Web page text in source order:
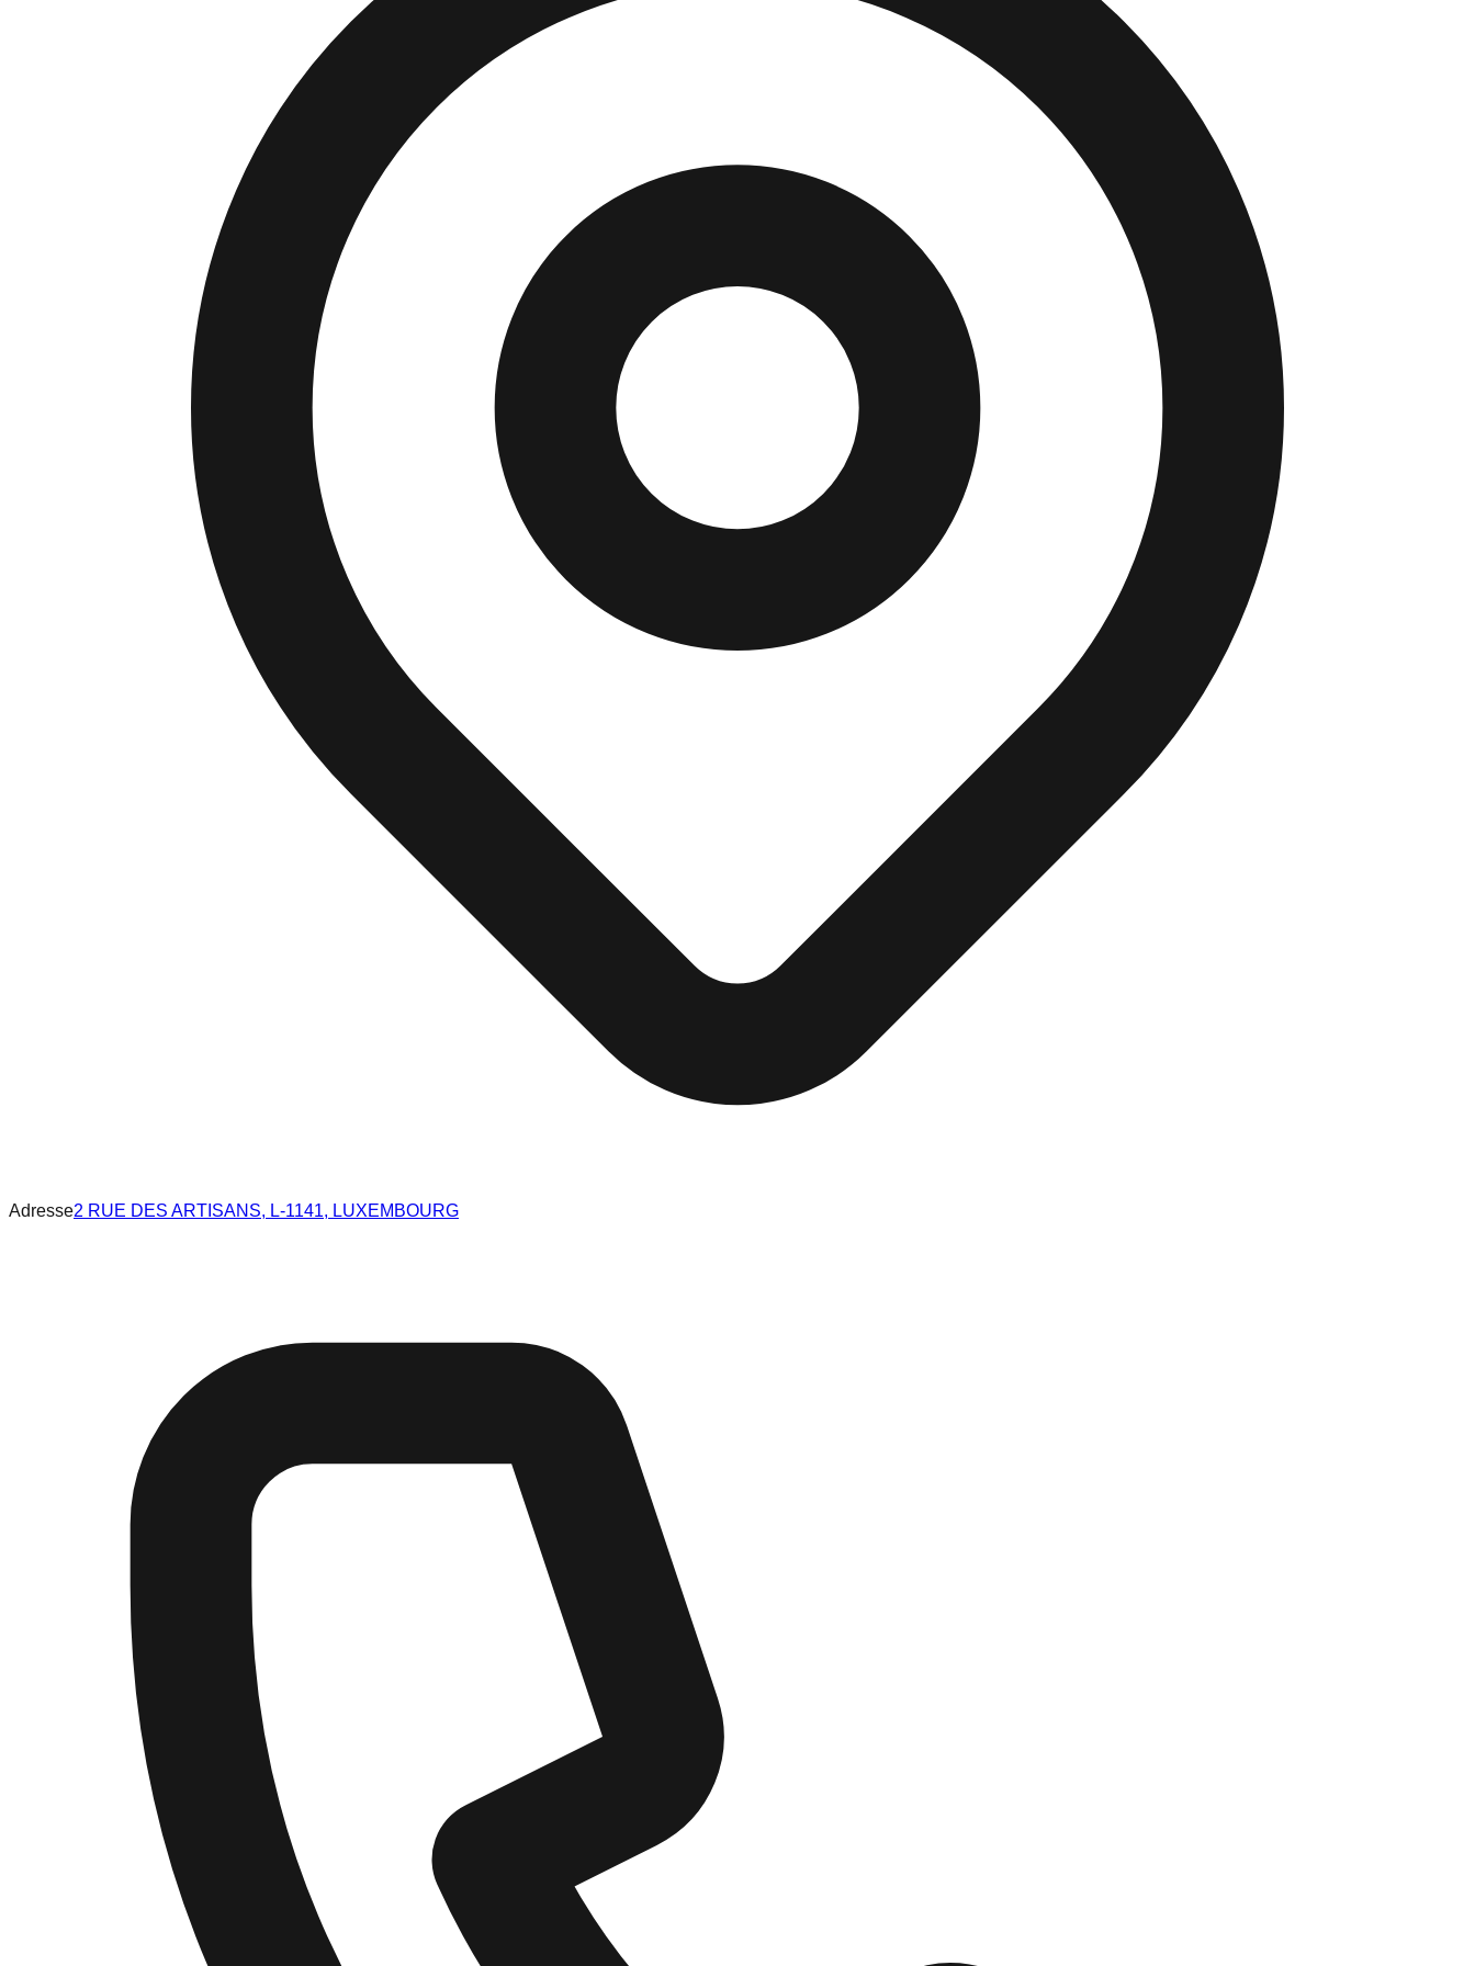
Adresse2 RUE DES ARTISANS, L-1141, LUXEMBOURG